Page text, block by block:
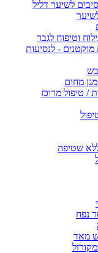
לשיער דליל
וטיפוח לגבר
מוקטנים - לנסיעות
מחום
/ טיפול מרוכז
שטיפה
נפח
מאד